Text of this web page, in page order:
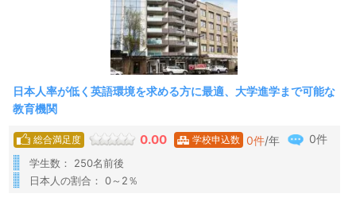
日本人率が低く英語環境を求める方に最適、大学進学まで可能な
教育機関
総合満足度 0.00 学校申込数 0件/年 0件
学生数： 250名前後
日本人の割合： 0～2％